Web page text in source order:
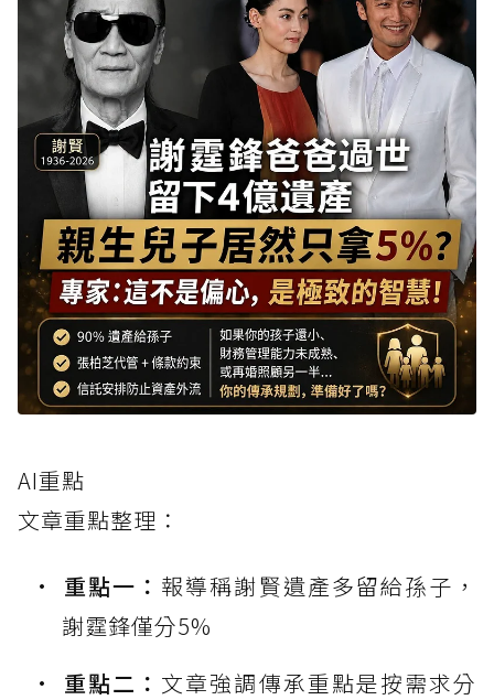
AI重點
文章重點整理：
重點一： 報導稱謝賢遺產多留給孫子，
謝霆鋒僅分5%
重點二： 文章強調傳承重點是按需求分